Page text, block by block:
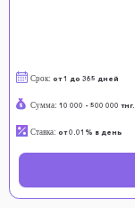
Срок: от 1 до 365 дней
Сумма: 10 000 - 500 000 тнг.
Ставка: от 0.01% в день